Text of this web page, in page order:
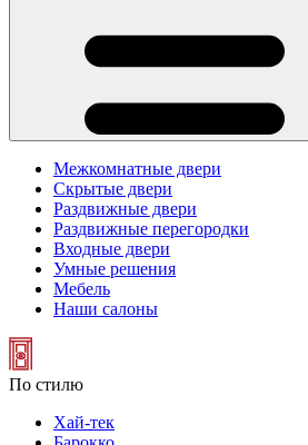
Межкомнатные двери
Скрытые двери
Раздвижные двери
Раздвижные перегородки
Входные двери
Умные решения
Мебель
Наши салоны
По стилю
Хай-тек